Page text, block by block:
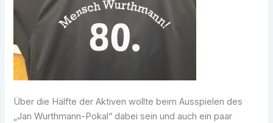
Über die Hälfte der Aktiven wollte beim Ausspielen des
„Jan Wurthmann-Pokal“ dabei sein und auch ein paar